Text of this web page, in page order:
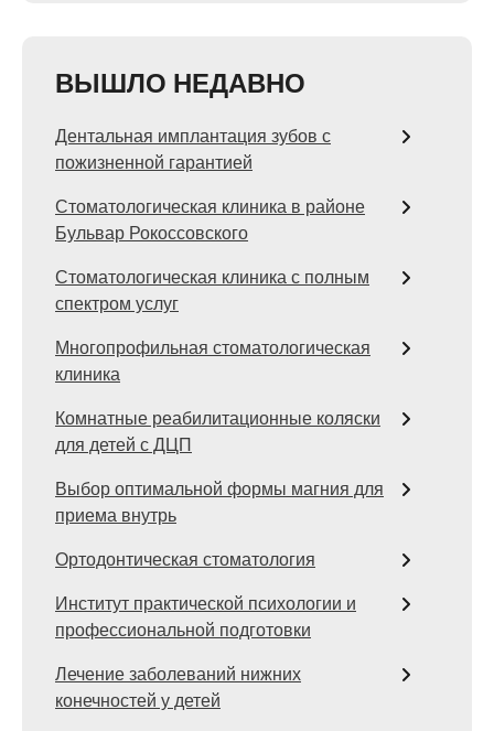
ВЫШЛО НЕДАВНО
Дентальная имплантация зубов с
пожизненной гарантией
Стоматологическая клиника в районе
Бульвар Рокоссовского
Стоматологическая клиника с полным
спектром услуг
Многопрофильная стоматологическая
клиника
Комнатные реабилитационные коляски
для детей с ДЦП
Выбор оптимальной формы магния для
приема внутрь
Ортодонтическая стоматология
Институт практической психологии и
профессиональной подготовки
Лечение заболеваний нижних
конечностей у детей